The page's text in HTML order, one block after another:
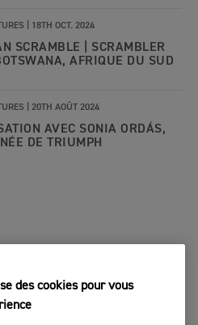
| 18TH OCT. 2024
SCRAMBLE | SCRAMBLER
AFRIQUE DU SUD
| 20TH AOÛT 2024
AVEC SONIA ORDÁS,
DE TRIUMPH
des cookies pour vous